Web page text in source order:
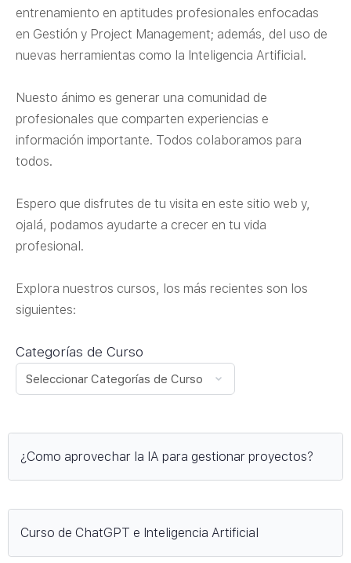
entrenamiento en aptitudes profesionales enfocadas
en Gestión y Project Management; además, del uso de
nuevas herramientas como la Inteligencia Artificial.
Nuesto ánimo es generar una comunidad de
profesionales que comparten experiencias e
información importante. Todos colaboramos para
todos.
Espero que disfrutes de tu visita en este sitio web y,
ojalá, podamos ayudarte a crecer en tu vida
profesional.
Explora nuestros cursos, los más recientes son los
siguientes:
Categorías de Curso
¿Como aprovechar la IA para gestionar proyectos?
Curso de ChatGPT e Inteligencia Artificial